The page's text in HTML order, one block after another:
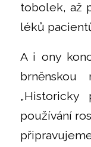
tobolek, až
léků
A i ony
brněnskou
používání